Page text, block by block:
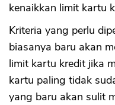
kenaikkan limit kartu
Kriteria yang perlu
biasanya baru akan
limit kartu kredit jika
kartu paling tidak
yang baru akan sulit